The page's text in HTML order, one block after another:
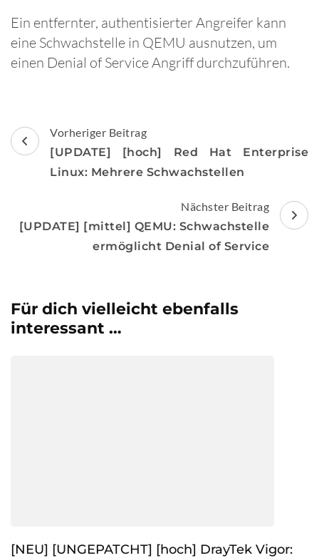
Ein entfernter, authentisierter Angreifer kann
eine Schwachstelle in QEMU ausnutzen, um
einen Denial of Service Angriff durchzuführen.
Beitragsnavigation
Vorheriger Beitrag
[UPDATE] [hoch] Red Hat Enterprise
Linux: Mehrere Schwachstellen
Nächster Beitrag
[UPDATE] [mittel] QEMU: Schwachstelle
ermöglicht Denial of Service
Für dich vielleicht ebenfalls
interessant …
[NEU] [UNGEPATCHT] [hoch] DrayTek Vigor: